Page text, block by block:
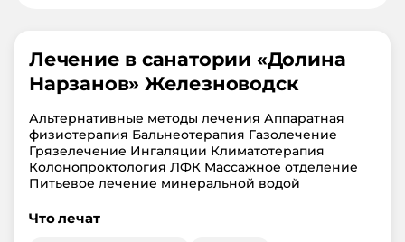
Лечение в санатории «Долина
Нарзанов» Железноводск
Альтернативные методы лечения Аппаратная
физиотерапия Бальнеотерапия Газолечение
Грязелечение Ингаляции Климатотерапия
Колонопроктология ЛФК Массажное отделение
Питьевое лечение минеральной водой
Что лечат